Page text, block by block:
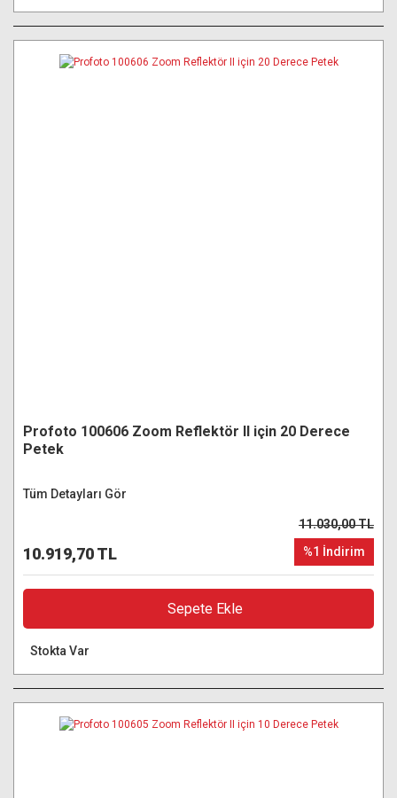
Profoto 100606 Zoom Reflektör II için 20 Derece
Petek
Tüm Detayları Gör
10.919,70 TL
11.030,00 TL
%1 İndirim
Sepete Ekle
Stokta Var